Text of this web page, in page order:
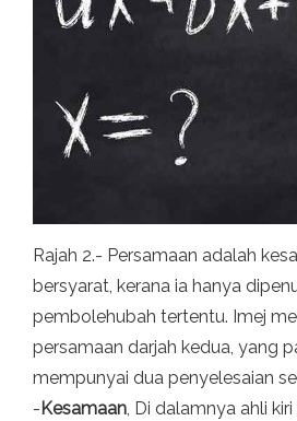
Rajah 2.- Persamaan adalah
bersyarat, kerana ia hanya
pembolehubah tertentu. Imej
persamaan darjah kedua, yang
mempunyai dua penyelesaian
- Kesamaan, Di dalamnya ahli